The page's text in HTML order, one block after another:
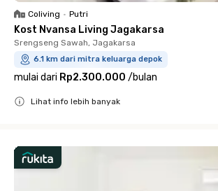
Coliving • Putri
Kost Nvansa Living Jagakarsa
Srengseng Sawah, Jagakarsa
6.1 km dari mitra keluarga depok
mulai dari Rp2.300.000 /bulan
Lihat info lebih banyak